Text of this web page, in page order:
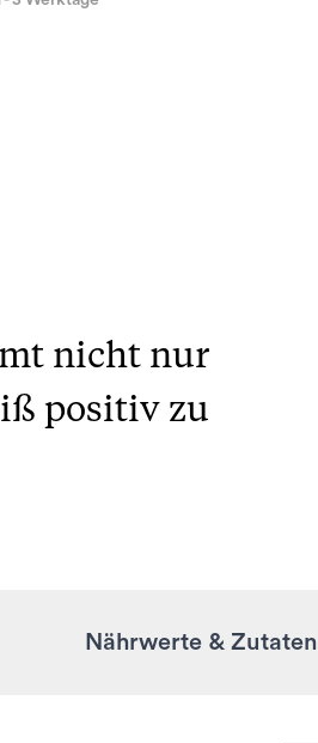
nicht nur
positiv zu
Nährwerte & Zutaten